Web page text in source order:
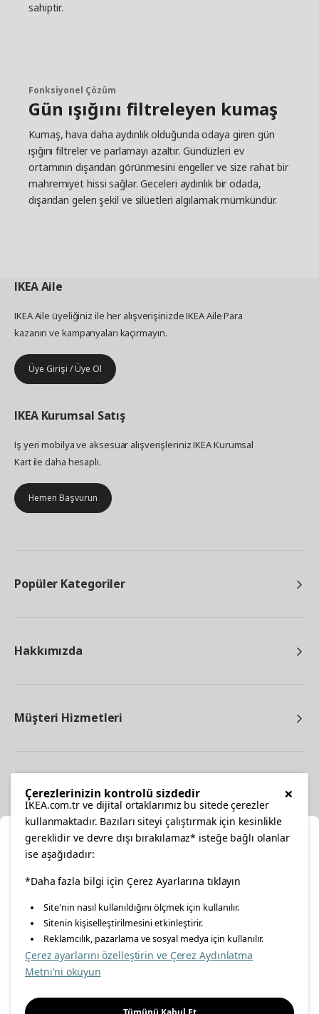
sahiptir.
Fonksiyonel Çözüm
Gün ışığını filtreleyen kumaş
Kumaş, hava daha aydınlık olduğunda odaya giren gün
ışığını filtreler ve parlamayı azaltır. Gündüzleri ev
ortamının dışarıdan görünmesini engeller ve size rahat bir
mahremiyet hissi sağlar. Geceleri aydınlık bir odada,
dışarıdan gelen şekil ve silüetleri algılamak mümkündür.
IKEAAile
IKEA Aile üyeliğiniz ile her alışverişinizde IKEA Aile Para
kazanın ve kampanyaları kaçırmayın.
Üye Girişi / Üye Ol
IKEA Kurumsal Satış
İş yeri mobilya ve aksesuar alışverişleriniz IKEA Kurumsal
Kart ile daha hesaplı.
Hemen Başvurun
Popüler Kategoriler
Hakkımızda
Müşteri Hizmetleri
facebooktwitterinstagrampinterestyoutube
linkedin
Enerji Politikası Bilgi Güvenliği Politikası
Gıda Güvenliği Politikası
Konumunuzu Seçin
İnternetten vereceğiniz siparişlerinizde size özel hizmet ve
içerikleri görebilmek için lütfen konumuzu seçin.
İl seçiniz
Seçiniz
×
Çerezlerinizin kontrolü sizdedir
IKEA.com.tr ve dijital ortaklarımız bu sitede çerezler
kullanmaktadır. Bazıları siteyi çalıştırmak için kesinlikle
gereklidir ve devre dışı bırakılamaz* isteğe bağlı olanlar
ise aşağıdadır:
*Daha fazla bilgi için Çerez Ayarlarına tıklayın
Site'nin nasıl kullanıldığını ölçmek için kullanılır.
Sitenin kişiselleştirilmesini etkinleştirir.
Reklamcılık, pazarlama ve sosyal medya için kullanılır.
Çerez ayarlarını özelleştirin ve Çerez Aydınlatma
Metni'ni okuyun